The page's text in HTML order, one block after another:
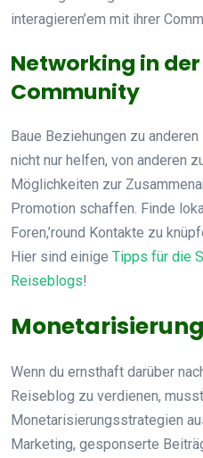
interagieren’em mit ihrer
Networking in
Community
Baue Beziehungen zu
nicht nur helfen, von anderen
Möglichkeiten zur
Promotion schaffen. Finde
Foren,’round Kontakte zu
Hier sind einige Tipps für die
Reiseblogs!
Wenn du ernsthaft darüber
Reiseblog zu verdienen,
Monetarisierungsstrategien
Marketing, gesponserte